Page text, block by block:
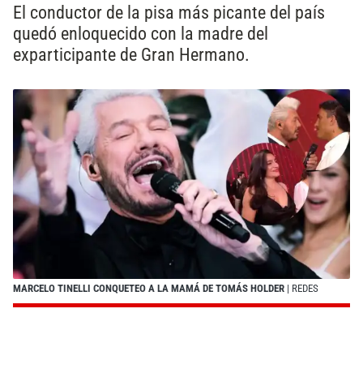
El conductor de la pisa más picante del país
quedó enloquecido con la madre del
exparticipante de Gran Hermano.
MARCELO TINELLI CONQUETEO A LA MAMÁ DE TOMÁS HOLDER | REDES